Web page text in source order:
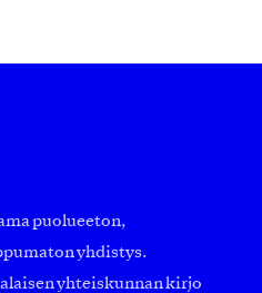
puolueeton,
yhdistys.
yhteiskunnan kirjo